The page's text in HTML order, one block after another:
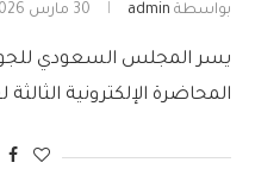
بواسطة admin 30 مارس 2026
يسر المجلس السعودي
المحاضرة الإلكترونية الثالثة لعام 2026م،